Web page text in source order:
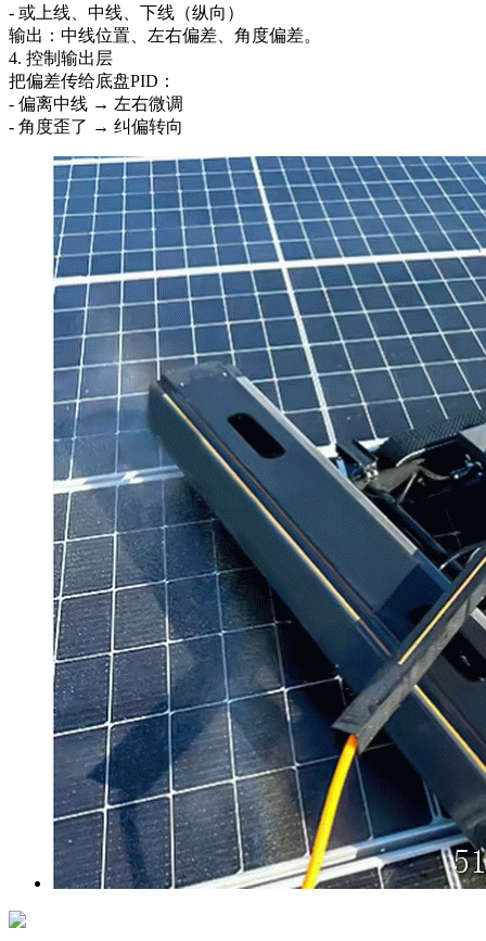
- 或上线、中线、下线（纵向）
输出：中线位置、左右偏差、角度偏差。
4. 控制输出层
把偏差传给底盘PID：
- 偏离中线 → 左右微调
- 角度歪了 → 纠偏转向